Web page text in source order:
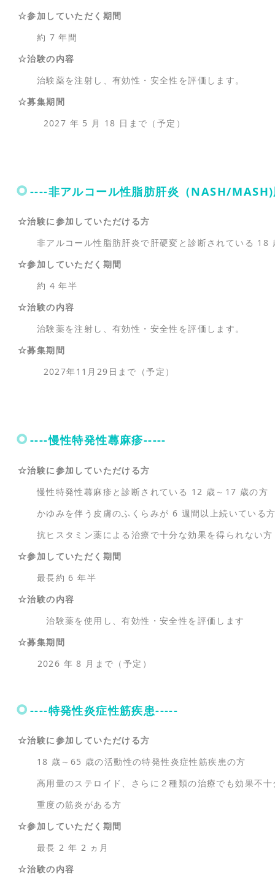
☆参加していただく期間
約 7 年間
☆治験の内容
治験薬を注射し、有効性・安全性を評価します。
☆募集期間
2027 年 5 月 18 日まで（予定）
----非アルコール性脂肪肝炎（NASH/
☆治験に参加していただける方
非アルコール性脂肪肝炎で肝硬変と診断されている 18
☆参加していただく期間
約 4 年半
☆治験の内容
治験薬を注射し、有効性・安全性を評価します。
☆募集期間
2027年11月29日まで（予定）
----慢性特発性蕁麻疹-----
☆治験に参加していただける方
慢性特発性蕁麻疹と診断されている 12 歳～17 歳の方
かゆみを伴う皮膚のふくらみが 6 週間以上続いている
抗ヒスタミン薬による治療で十分な効果を得られない
☆参加していただく期間
最長約 6 年半
☆治験の内容
治験薬を使用し、有効性・安全性を評価します
☆募集期間
2026 年 8 月まで（予定）
----特発性炎症性筋疾患-----
☆治験に参加していただける方
18 歳～65 歳の活動性の特発性炎症性筋疾患の方
高用量のステロイド、さらに２種類の治療でも効果不
重度の筋炎がある方
☆参加していただく期間
最長 2 年 2 ヵ月
☆治験の内容